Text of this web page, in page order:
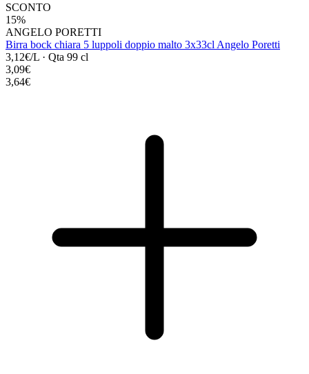
SCONTO
15%
ANGELO PORETTI
Birra bock chiara 5 luppoli doppio malto 3x33cl Angelo Poretti
3,12€/L · Qta 99 cl
3,09€
3,64€